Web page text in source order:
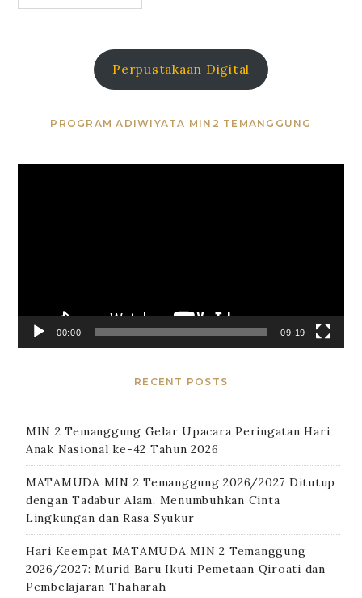
Perpustakaan Digital
PROGRAM ADIWIYATA MIN2 TEMANGGUNG
00:00 09:19
RECENT POSTS
MIN 2 Temanggung Gelar Upacara Peringatan Hari
Anak Nasional ke-42 Tahun 2026
MATAMUDA MIN 2 Temanggung 2026/2027 Ditutup
dengan Tadabur Alam, Menumbuhkan Cinta
Lingkungan dan Rasa Syukur
Hari Keempat MATAMUDA MIN 2 Temanggung
2026/2027: Murid Baru Ikuti Pemetaan Qiroati dan
Pembelajaran Thaharah